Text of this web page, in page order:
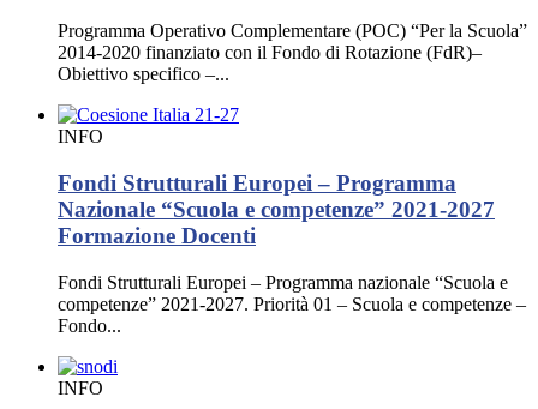
Programma Operativo Complementare (POC) “Per la Scuola”
2014-2020 finanziato con il Fondo di Rotazione (FdR)–
Obiettivo specifico –...
INFO
Fondi Strutturali Europei – Programma
Nazionale “Scuola e competenze” 2021-2027
Formazione Docenti
Fondi Strutturali Europei – Programma nazionale “Scuola e
competenze” 2021-2027. Priorità 01 – Scuola e competenze –
Fondo...
INFO